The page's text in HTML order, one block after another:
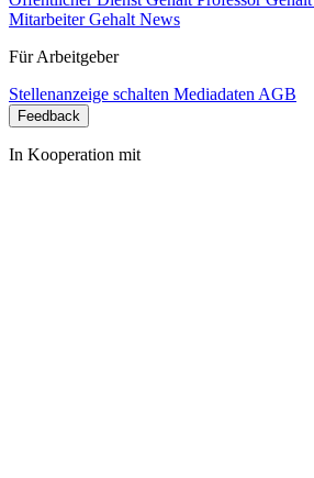
Mitarbeiter Gehalt News
Für Arbeitgeber
Stellenanzeige schalten Mediadaten AGB
Feedback
In Kooperation mit